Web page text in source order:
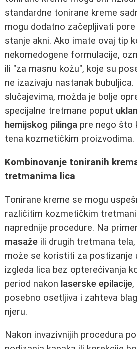
standardne tonirane kreme
mogu dodatno začepljivati
stanje akni. Ako imate ovaj tip
nekomedogene formulacije,
ili "za masnu kožu", koje su
ne izazivaju nastanak bubuljica.
slučajevima, možda je bolje
specijalne tretmane poput
hemijskog pilinga pre nego što
tena kozmetičkim proizvodima.
Kombinovanje toniranih
tretmanima lica
Tonirane kreme se mogu
različitim kozmetičkim
naprednije procedure. Na
masaže ili drugih tretmana
može se koristiti za postizanje
izgleda lica bez opterećivanja
period nakon laserske epilacije,
posebno osetljiva i zahteva
njeru.
Nakon invazivnijih procedura